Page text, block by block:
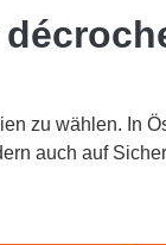
zu wählen. In
auch auf